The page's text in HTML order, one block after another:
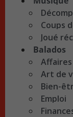
Coups
Joué
Balados
Affaires
Art de
Bien-
Emploi